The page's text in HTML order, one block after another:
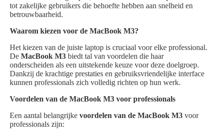
tot zakelijke gebruikers die behoefte hebben aan snelheid en
betrouwbaarheid.
Waarom kiezen voor de MacBook M3?
Het kiezen van de juiste laptop is cruciaal voor elke professional.
De MacBook M3 biedt tal van voordelen die haar
onderscheiden als een uitstekende keuze voor deze doelgroep.
Dankzij de krachtige prestaties en gebruiksvriendelijke interface
kunnen professionals zich volledig richten op hun werk.
Voordelen van de MacBook M3 voor professionals
Een aantal belangrijke voordelen van de MacBook M3 voor
professionals zijn: